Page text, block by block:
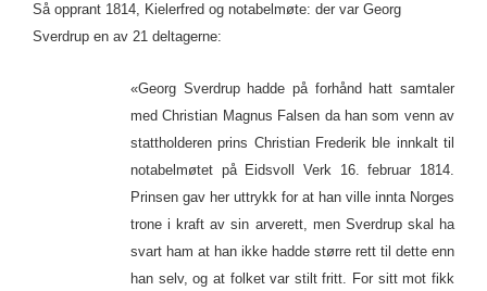
Så opprant 1814, Kielerfred og notabelmøte: der var Georg
Sverdrup en av 21 deltagerne:
«Georg Sverdrup hadde på forhånd hatt samtaler
med Christian Magnus Falsen da han som venn av
stattholderen prins Christian Frederik ble innkalt til
notabelmøtet på Eidsvoll Verk 16. februar 1814.
Prinsen gav her uttrykk for at han ville innta Norges
trone i kraft av sin arverett, men Sverdrup skal ha
svart ham at han ikke hadde større rett til dette enn
han selv, og at folket var stilt fritt. For sitt mot fikk